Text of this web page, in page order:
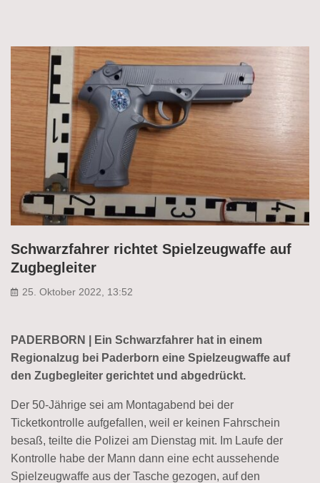
Schwarzfahrer richtet Spielzeugwaffe auf
Zugbegleiter
25. Oktober 2022, 13:52
PADERBORN | Ein Schwarzfahrer hat in einem
Regionalzug bei Paderborn eine Spielzeugwaffe auf
den Zugbegleiter gerichtet und abgedrückt.
Der 50-Jährige sei am Montagabend bei der
Ticketkontrolle aufgefallen, weil er keinen Fahrschein
besaß, teilte die Polizei am Dienstag mit. Im Laufe der
Kontrolle habe der Mann dann eine echt aussehende
Spielzeugwaffe aus der Tasche gezogen, auf den